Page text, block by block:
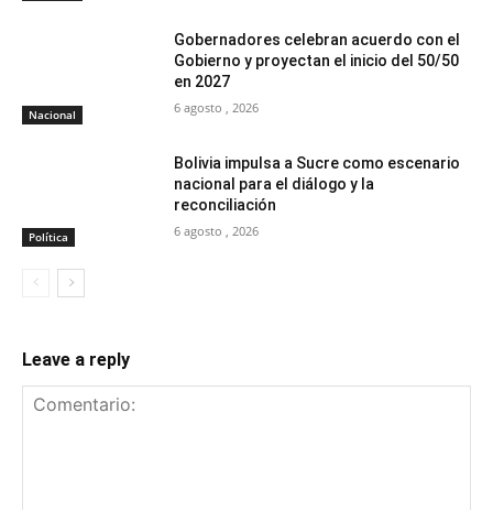
Nacional
Gobernadores celebran acuerdo con el
Gobierno y proyectan el inicio del 50/50
en 2027
6 agosto , 2026
Política
Bolivia impulsa a Sucre como escenario
nacional para el diálogo y la
reconciliación
6 agosto , 2026
Leave a reply